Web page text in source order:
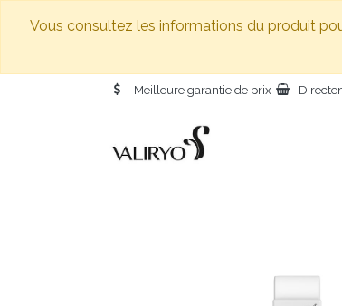
Vous consultez les informations du produit
Meilleure garantie de prix